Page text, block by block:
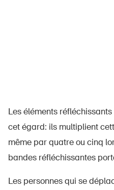
Les éléments
cet égard: ils multiplient
même par quatre ou cinq
bandes réfléchissantes
Les personnes qui se